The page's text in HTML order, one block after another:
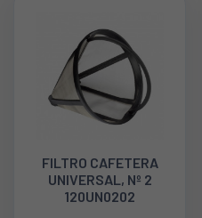
FILTRO CAFETERA
UNIVERSAL, Nº 2
120UN0202